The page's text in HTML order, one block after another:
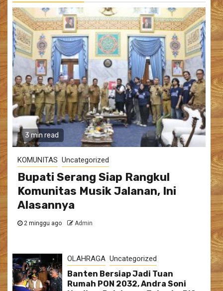
3 min read
KOMUNITAS Uncategorized
Bupati Serang Siap Rangkul
Komunitas Musik Jalanan, Ini
Alasannya
2 minggu ago Admin
OLAHRAGA Uncategorized
Banten Bersiap Jadi Tuan
Rumah PON 2032, Andra Soni